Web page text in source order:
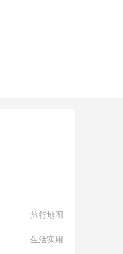
旅行地图
生活实用